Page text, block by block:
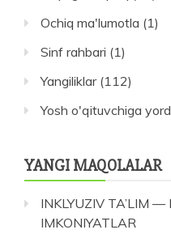
Ochiq ma'lumotla (1)
Sinf rahbari (1)
Yangiliklar(112)
Yosh o'qituvchiga
YANGI MAQOLALAR
INKLYUZIV TA’LIM
IMKONIYATLAR